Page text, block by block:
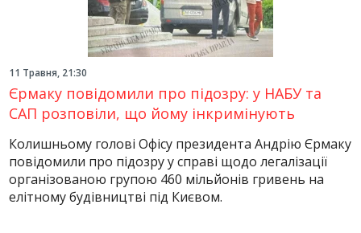
11 Травня, 21:30
Єрмаку повідомили про підозру: у НАБУ та
САП розповіли, що йому інкримінують
Колишньому голові Офісу президента Андрію Єрмаку
повідомили про підозру у справі щодо легалізації
організованою групою 460 мільйонів гривень на
елітному будівництві під Києвом.